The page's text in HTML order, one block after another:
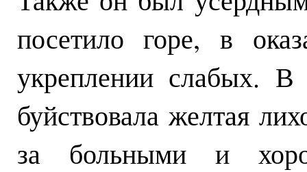
посетило горе, в
укреплении слабых.
буйствовала желтая
за больными и